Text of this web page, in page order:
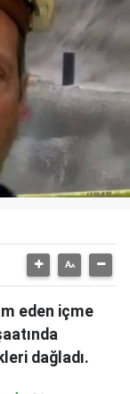
eden içme
dağladı.